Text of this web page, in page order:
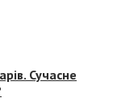
Сучасне